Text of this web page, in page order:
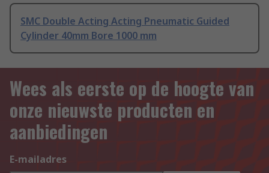
SMC Double Acting Acting Pneumatic Guided
Cylinder 40mm Bore 1000 mm
Wees als eerste op de hoogte van
onze nieuwste producten en
aanbiedingen
E-mailadres